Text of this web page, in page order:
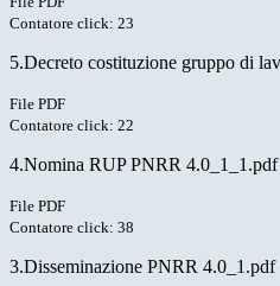
Contatore click: 23
5.Decreto costituzione gruppo di
File PDF
Contatore click: 22
4.Nomina RUP PNRR 4.0_1_1.pdf
File PDF
Contatore click: 38
3.Disseminazione PNRR 4.0_1.pdf